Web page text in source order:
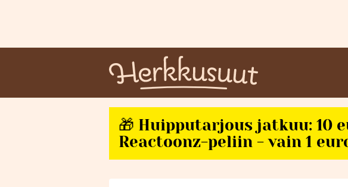
🎁 Huipputarjous jatkuu: 10
Reactoonz-peliin - vain 1